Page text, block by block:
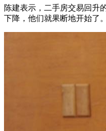
陈建表示，二手房交易回升
下降，他们就果断地开始了